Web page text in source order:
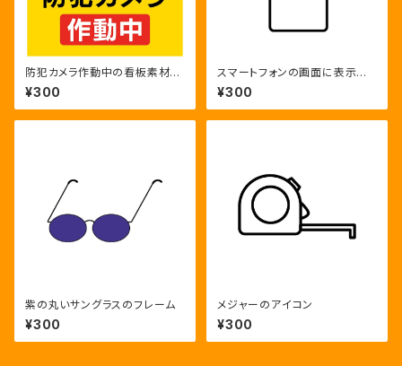
防犯カメラ作動中の看板素材と
24時間監視のカラー・モノクロ
¥300
スマートフォンの画面に表示さ
れたQRコード
¥300
紫の丸いサングラスのフレーム
¥300
メジャーのアイコン
¥300